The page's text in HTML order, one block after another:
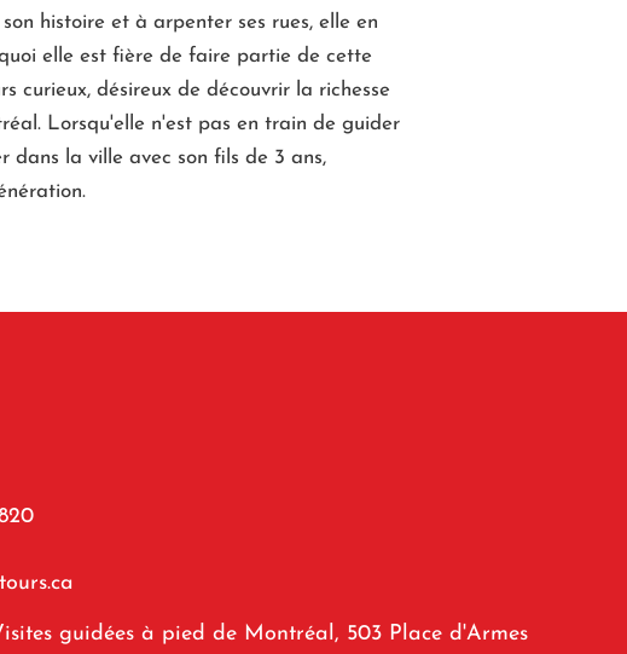
histoire et à arpenter ses rues, elle en
elle est fière de faire partie de cette
curieux, désireux de découvrir la richesse
Lorsqu'elle n'est pas en train de guider
dans la ville avec son fils de 3 ans,
guidées à pied de Montréal, 503 Place d'Armes